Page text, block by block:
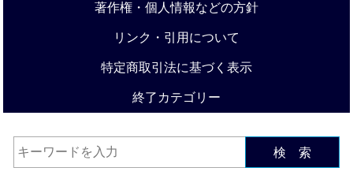
著作権・個人情報などの方針
リンク・引用について
特定商取引法に基づく表示
終了カテゴリー
検 索